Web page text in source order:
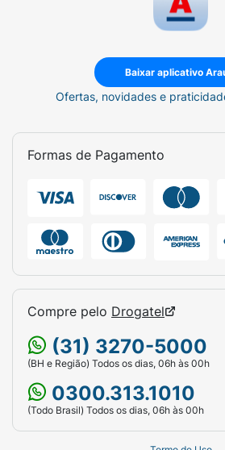
Baixar aplicativo
Ofertas, novidades e
Formas de Pagamento
Compre pelo Drogatel
(31) 3270-5000
(BH e Região) Todos os dias, 06h às 00h
0300.313.1010
(Todo Brasil) Todos os dias, 06h às 00h